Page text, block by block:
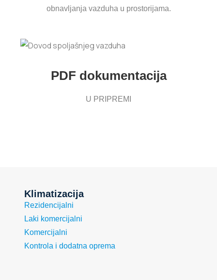
obnavljanja vazduha u prostorijama.
PDF dokumentacija
U PRIPREMI
Klimatizacija
Rezidencijalni
Laki komercijalni
Komercijalni
Kontrola i dodatna oprema